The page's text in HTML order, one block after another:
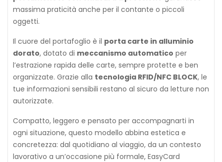
Portafoglio e Porta Carte EasyCard Nero/Silver –
NelQuieOra
29,90 € 24,90 €
Portafoglio e Porta Carte EasyCard Nero Carbonio
"Sport" – NelQuieOra
29,90 € 24,90 €
massima praticità anche per il contante o piccoli
oggetti.
Il cuore del portafoglio è il porta carte in alluminio
dorato, dotato di meccanismo automatico per
l’estrazione rapida delle carte, sempre protette e ben
organizzate. Grazie alla tecnologia RFID/NFC BLOCK, le
tue informazioni sensibili restano al sicuro da letture non
autorizzate.
Compatto, leggero e pensato per accompagnarti in
ogni situazione, questo modello abbina estetica e
concretezza: dal quotidiano al viaggio, da un contesto
lavorativo a un’occasione più formale, EasyCard